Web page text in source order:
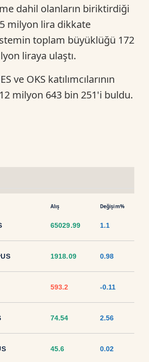
dahil olanların biriktirdiği
milyon lira dikkate
toplam büyüklüğü 172
liraya ulaştı.
ve OKS katılımcılarının
milyon 643 bin 251'i buldu.
Alış Değişim%
65029.99 1.1
1918.09 0.98
593.2 -0.11
74.54 2.56
45.6 0.02